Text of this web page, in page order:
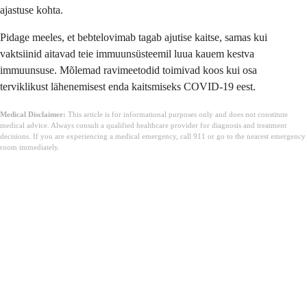
ajastuse kohta.
Pidage meeles, et bebtelovimab tagab ajutise kaitse, samas kui
vaktsiinid aitavad teie immuunsüsteemil luua kauem kestva
immuunsuse. Mõlemad ravimeetodid toimivad koos kui osa
terviklikust lähenemisest enda kaitsmiseks COVID-19 eest.
Medical Disclaimer: This article is for informational purposes only and does not constitute
medical advice. Always consult a qualified healthcare provider for diagnosis and treatment
decisions. If you are experiencing a medical emergency, call 911 or go to the nearest emergency
room immediately.